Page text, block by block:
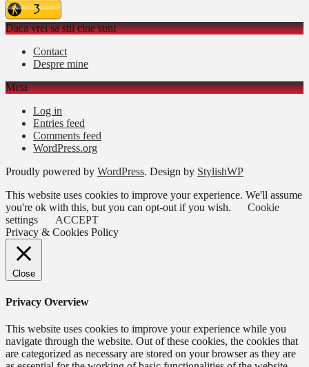
Daca vrei sa stii cine sunt
Contact
Despre mine
Meta
Log in
Entries feed
Comments feed
WordPress.org
Proudly powered by WordPress. Design by StylishWP
This website uses cookies to improve your experience. We'll assume
you're ok with this, but you can opt-out if you wish.
Cookie
settings
ACCEPT
Privacy & Cookies Policy
Close
Privacy Overview
This website uses cookies to improve your experience while you
navigate through the website. Out of these cookies, the cookies that
are categorized as necessary are stored on your browser as they are